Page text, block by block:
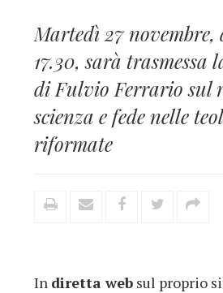
Martedì 27 novembre,
17.30, sarà trasmessa
di Fulvio Ferrario sul
scienza e fede nelle
riformate
In diretta web sul proprio